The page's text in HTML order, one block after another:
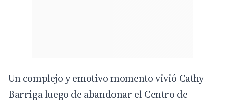
Un complejo y emotivo momento vivió Cathy
Barrigaluego de abandonar el Centro de